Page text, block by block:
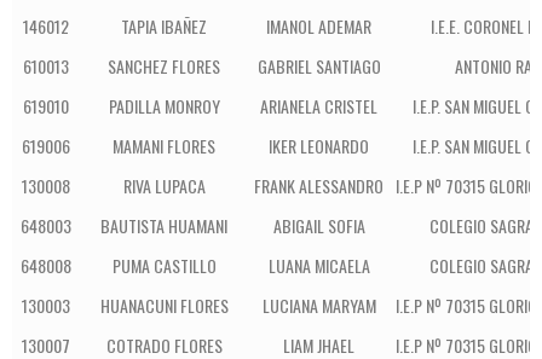
146012
TAPIA IBAÑEZ IMANOL ADEMAR
I.E.E. CORONEL
610013
SANCHEZ FLORES GABRIEL SANTIAGO
ANTONIO
619010
PADILLA MONROY ARIANELA CRISTEL
I.E.P. SAN MIGUEL
619006
MAMANI FLORES IKER LEONARDO
I.E.P. SAN MIGUEL
130008
RIVA LUPACA FRANK ALESSANDRO I.E.P Nº 70315
648003
BAUTISTA HUAMANI ABIGAIL SOFIA
COLEGIO
648008
PUMA CASTILLO LUANA MICAELA
COLEGIO
130003
HUANACUNI FLORES LUCIANA MARYAM
I.E.P Nº 70315
130007
COTRADO FLORES LIAM JHAEL
I.E.P Nº 70315